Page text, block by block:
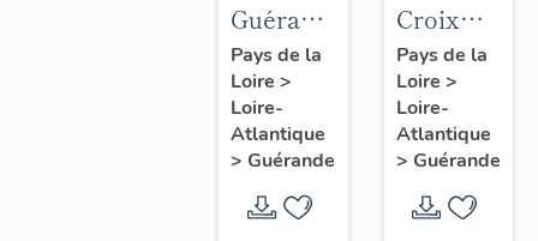
Guérande
:
présentation
de la
commune
et de
l'aire
Pays de la
Loire >
Loire-
Atlantique
> Guérande
Croix
croix de
chemin,
calvaires
oratoires
Pays de la
Loire >
Loire-
Atlantique
> Guérande